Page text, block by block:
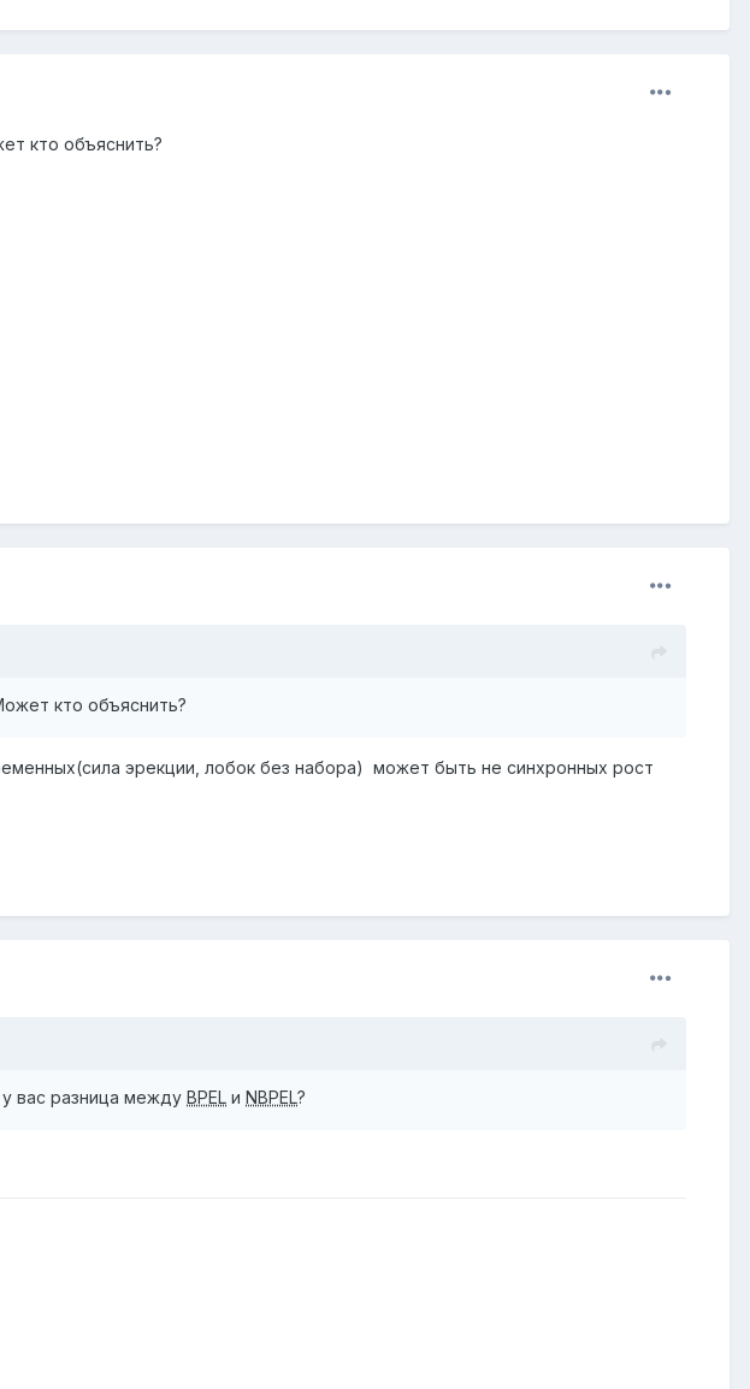
кто объяснить?
кто объяснить?
эрекции, лобок без набора) может быть не синхронных рост
вас разница между BPEL и NBPEL?